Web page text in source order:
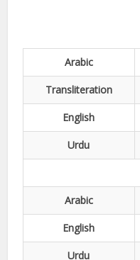
Arabic
Transliteration
English
Urdu
Arabic
English
Urdu